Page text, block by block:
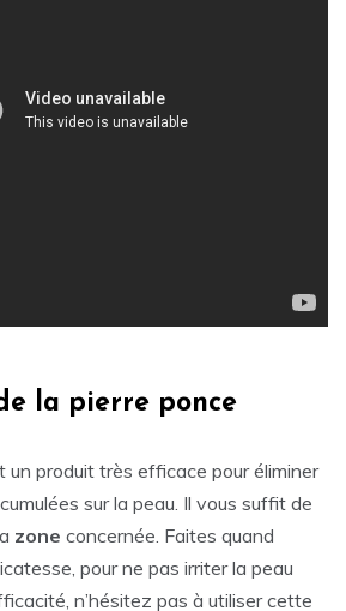
la pierre ponce
un produit très efficace pour éliminer
sur la peau. Il vous suffit de
zone concernée. Faites quand
pour ne pas irriter la peau
n’hésitez pas à utiliser cette